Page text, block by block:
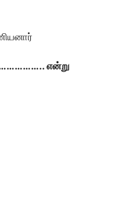
…………….. என்று